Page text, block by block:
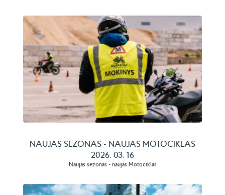
NAUJAS SEZONAS - NAUJAS MOTOCIKLAS
2026. 03. 16
Naujas sezonas - naujas Motociklas